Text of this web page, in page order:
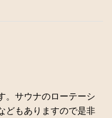
。サウナのローテーシ
どもありますので是非